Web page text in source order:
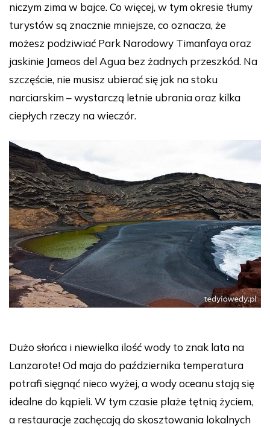
niczym zima w bajce. Co więcej, w tym okresie tłumy
turystów są znacznie mniejsze, co oznacza, że
możesz podziwiać Park Narodowy Timanfaya oraz
jaskinie Jameos del Agua bez żadnych przeszkód. Na
szczęście, nie musisz ubierać się jak na stoku
narciarskim – wystarczą letnie ubrania oraz kilka
ciepłych rzeczy na wieczór.
Dużo słońca i niewielka ilość wody to znak lata na
Lanzarote! Od maja do października temperatura
potrafi sięgnąć nieco wyżej, a wody oceanu stają się
idealne do kąpieli. W tym czasie plaże tętnią życiem,
a restauracje zachęcają do skosztowania lokalnych